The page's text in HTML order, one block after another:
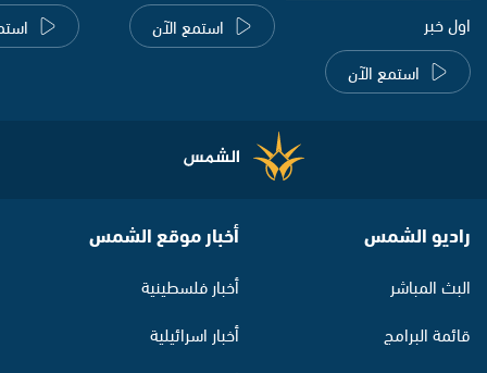
اول خبر
استمع الآن
استمع الآن
راديو الشمس
البث المباشر
قائمة البرامج
أخبار موقع الشمس
أخبار فلسطينية
أخبار اسرائيلية